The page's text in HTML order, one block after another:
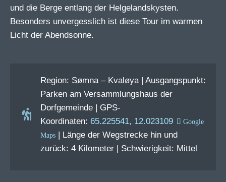
und die Berge entlang der Helgelandskysten.
Besonders unvergesslich ist diese Tour im warmen
Licht der Abendsonne.
Region: Sømna – Kvaløya | Ausgangspunkt:
Parken am Versammlungshaus der
Dorfgemeinde | GPS-
Koordinaten: 65.225541, 12.023109
| Länge der Wegstrecke hin und
zurück: 4 Kilometer | Schwierigkeit: Mittel